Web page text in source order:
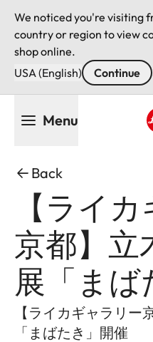
We noticed you're visiting
country or region to view
shop online.
USA (English)
Continue
Menu
Back
【ライ
京都】立
展「まば
【ライカギャラリー
「まばたき」開催